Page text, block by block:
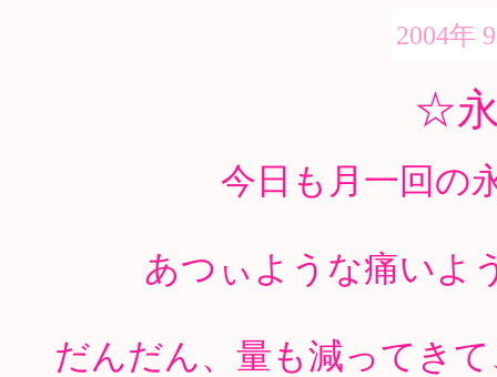
2004年
☆
今日も月一回の
あつぃような痛いよ
だんだん、量も減ってき